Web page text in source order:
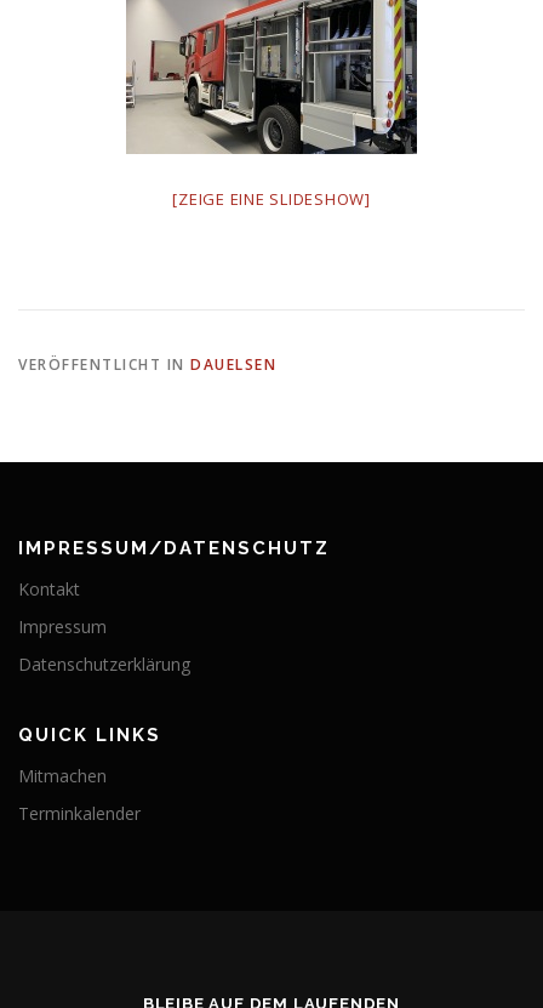
[ZEIGE EINE SLIDESHOW]
VERÖFFENTLICHT IN DAUELSEN
IMPRESSUM/DATENSCHUTZ
Kontakt
Impressum
Datenschutzerklärung
QUICK LINKS
Mitmachen
Terminkalender
BLEIBE AUF DEM LAUFENDEN